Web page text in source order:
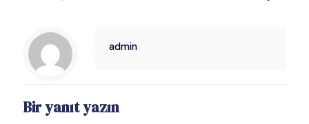
admin
Bir yanıt yazın